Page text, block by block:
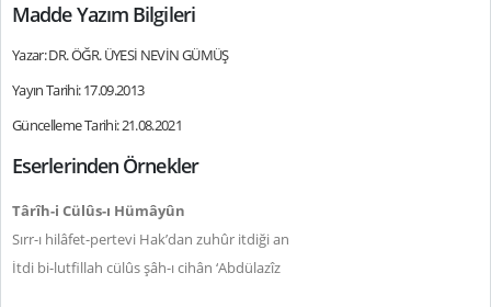
Madde Yazım Bilgileri
Yazar: DR. ÖĞR. ÜYESİ NEVİN GÜMÜŞ
Yayın Tarihi: 17.09.2013
Güncelleme Tarihi: 21.08.2021
Eserlerinden Örnekler
Târîh-i Cülûs-ı Hümâyûn
Sırr-ı hilâfet-pertevi Hak’dan zuhûr itdiği an
İtdi bi-lutfillah cülûs şâh-ı cihân ‘Abdülazîz